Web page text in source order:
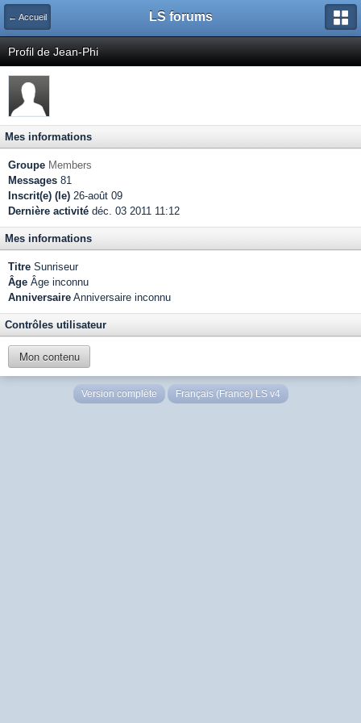
← Accueil LS forums
Profil de Jean-Phi
Mes informations
Groupe Members
Messages 81
Inscrit(e) (le) 26-août 09
Dernière activité déc. 03 2011 11:12
Mes informations
Titre Sunriseur
Âge Âge inconnu
Anniversaire Anniversaire inconnu
Contrôles utilisateur
Mon contenu
Version complète Français (France) LS v4